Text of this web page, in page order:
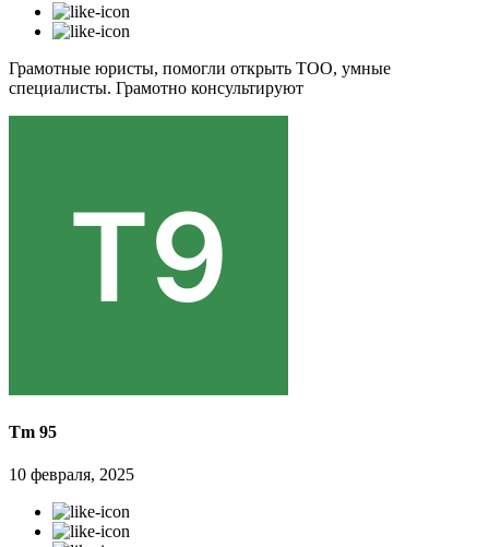
Грамотные юристы, помогли открыть ТОО, умные
специалисты. Грамотно консультируют
Tm 95
10 февраля, 2025